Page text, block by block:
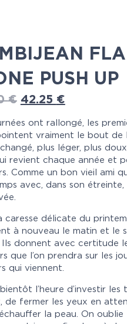
PUSH UP
€ 42.25 €
ont rallongé, les
vraiment le bout de
plus léger, plus
revient chaque année et
Comme un bon vieil ami
avec, dans son
caresse délicate du
à nouveau le matin et le
Ils donnent avec certitude
que l’on prendra sur les
qui viennent.
bientôt l’heure d’investir les
de fermer les yeux en
la peau. On oublie